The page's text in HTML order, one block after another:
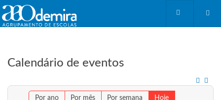
Calendário de eventos
Por ano Por mês Por semana Hoje